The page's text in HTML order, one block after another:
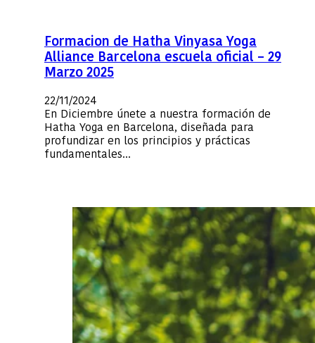
Formacion de Hatha Vinyasa Yoga
Alliance Barcelona escuela oficial – 29
Marzo 2025
22/11/2024
En Diciembre únete a nuestra formación de
Hatha Yoga en Barcelona, diseñada para
profundizar en los principios y prácticas
fundamentales…